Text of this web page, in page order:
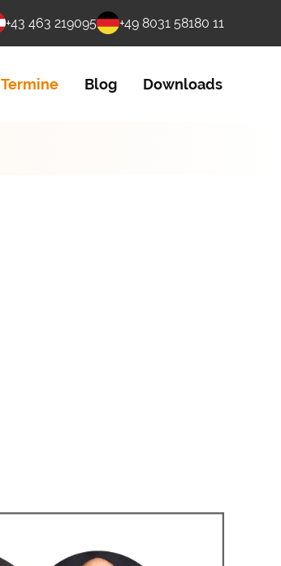
+43 463 219095 +49 8031 58180 11
Termine Blog Downloads